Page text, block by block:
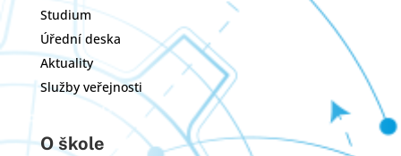
Studium
Úřední deska
Aktuality
Služby veřejnosti
O škole